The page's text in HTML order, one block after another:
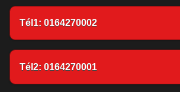
Tél1: 0164270002
Tél2: 0164270001